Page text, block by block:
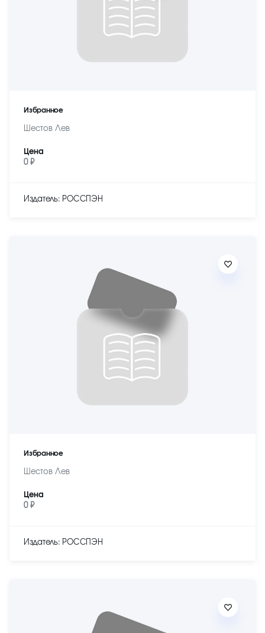
Избранное
Шестов Лев
Цена
0 ₽
Издатель: РОССПЭН
Избранное
Шестов Лев
Цена
0 ₽
Издатель: РОССПЭН